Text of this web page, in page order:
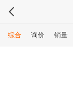
综合 询价 销量